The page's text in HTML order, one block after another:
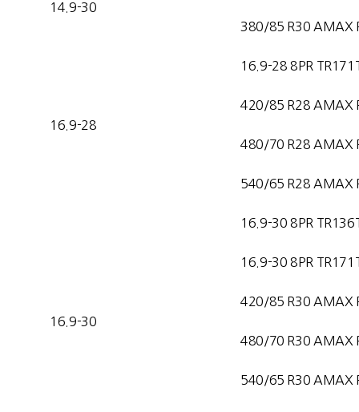
14.9-30
380/85 R30 AMAX
16.9-28
16.9-28 8PR
420/85 R28 AMAX
480/70 R28 AMAX
540/65 R28 AMAX
16.9-30
16.9-30 8PR
16.9-30 8PR
420/85 R30 AMAX
480/70 R30 AMAX
540/65 R30 AMAX